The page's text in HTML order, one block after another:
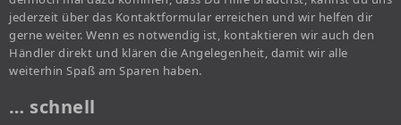
jederzeit über das Kontaktformular erreichen und wir helfen dir
gerne weiter. Wenn es notwendig ist, kontaktieren wir auch den
Händler direkt und klären die Angelegenheit, damit wir alle
weiterhin Spaß am Sparen haben.
… schnell